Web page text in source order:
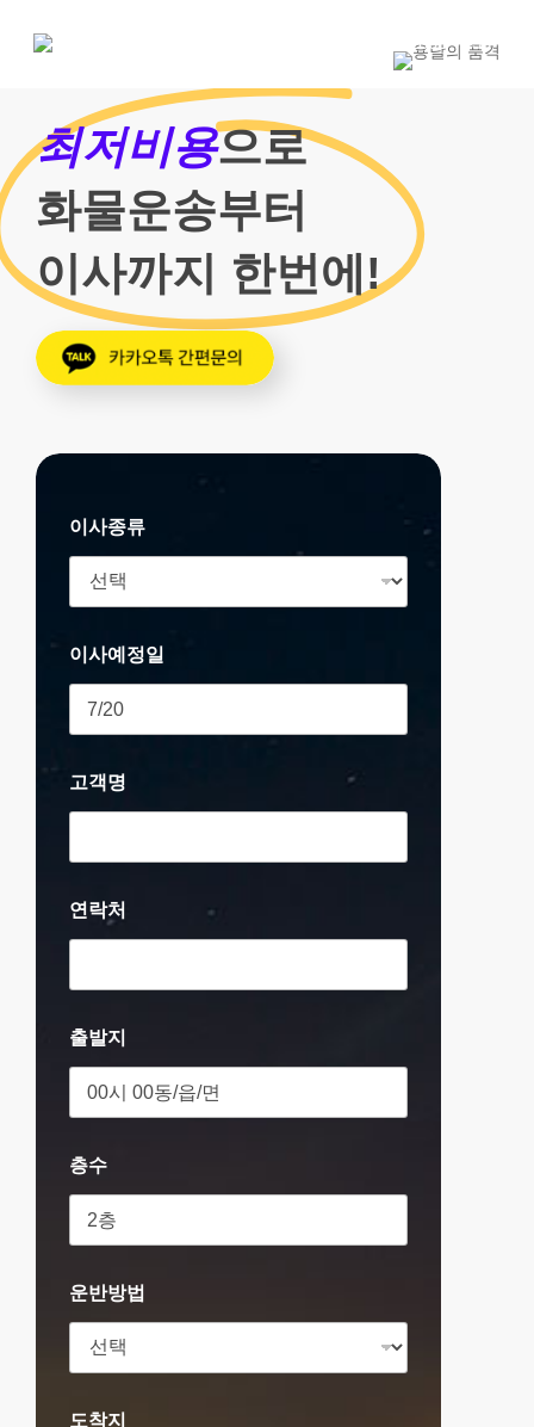
1800-7455
최저비용으로
화물운송부터
이사까지 한번에!
이사종류
이사예정일
고객명
연락처
출발지
층수
운반방법
도착지